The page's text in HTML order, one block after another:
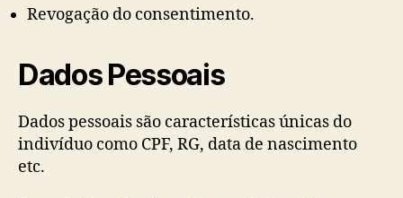
Revogação do consentimento.
Dados Pessoais
Dados pessoais são características únicas do
indivíduo como CPF, RG, data de nascimento
etc.